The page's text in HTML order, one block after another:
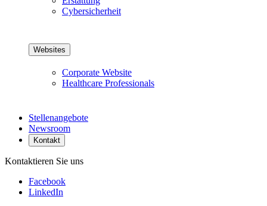
Cybersicherheit
Websites
Corporate Website
Healthcare Professionals
Stellenangebote
Newsroom
Kontakt
Kontaktieren Sie uns
Facebook
LinkedIn